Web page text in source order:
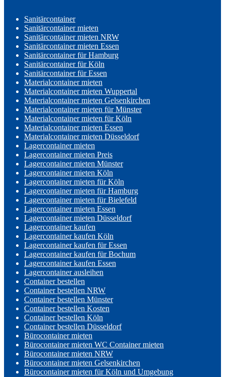
Sanitärcontainer
Sanitärcontainer mieten
Sanitärcontainer mieten NRW
Sanitärcontainer mieten Essen
Sanitärcontainer für Hamburg
Sanitärcontainer für Köln
Sanitärcontainer für Essen
Materialcontainer mieten
Materialcontainer mieten Wuppertal
Materialcontainer mieten Gelsenkirchen
Materialcontainer mieten für Münster
Materialcontainer mieten für Köln
Materialcontainer mieten Essen
Materialcontainer mieten Düsseldorf
Lagercontainer mieten
Lagercontainer mieten Preis
Lagercontainer mieten Münster
Lagercontainer mieten Köln
Lagercontainer mieten für Köln
Lagercontainer mieten für Hamburg
Lagercontainer mieten für Bielefeld
Lagercontainer mieten Essen
Lagercontainer mieten Düsseldorf
Lagercontainer kaufen
Lagercontainer kaufen Köln
Lagercontainer kaufen für Essen
Lagercontainer kaufen für Bochum
Lagercontainer kaufen Essen
Lagercontainer ausleihen
Container bestellen
Container bestellen NRW
Container bestellen Münster
Container bestellen Kosten
Container bestellen Köln
Container bestellen Düsseldorf
Bürocontainer mieten
Bürocontainer mieten WC Container mieten
Bürocontainer mieten NRW
Bürocontainer mieten Gelsenkirchen
Bürocontainer mieten für Köln und Umgebung